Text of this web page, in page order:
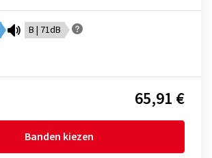
B | 71dB
65,91 €
Banden kiezen